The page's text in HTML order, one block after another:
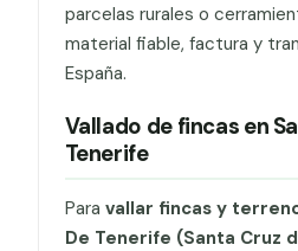
parcelas rurales o
material fiable, factura y
España.
Vallado de fincas en
Tenerife
Para vallar fincas y
De Tenerife (Santa Cruz